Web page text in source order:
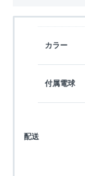
カラー
付属電球
配送